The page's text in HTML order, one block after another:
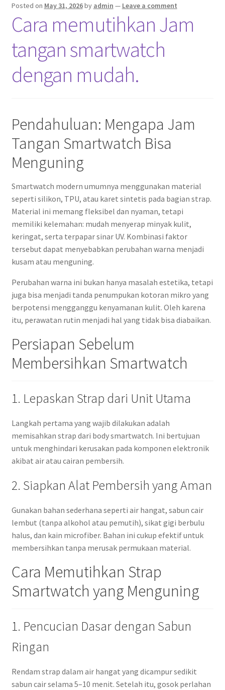
Posted on May 31, 2026by admin — Leave a comment
Cara memutihkan Jam
tangan smartwatch
dengan mudah.
Pendahuluan: Mengapa Jam
Tangan Smartwatch Bisa
Menguning
Smartwatch modern umumnya menggunakan material
seperti silikon, TPU, atau karet sintetis pada bagian strap.
Material ini memang fleksibel dan nyaman, tetapi
memiliki kelemahan: mudah menyerap minyak kulit,
keringat, serta terpapar sinar UV. Kombinasi faktor
tersebut dapat menyebabkan perubahan warna menjadi
kusam atau menguning.
Perubahan warna ini bukan hanya masalah estetika, tetapi
juga bisa menjadi tanda penumpukan kotoran mikro yang
berpotensi mengganggu kenyamanan kulit. Oleh karena
itu, perawatan rutin menjadi hal yang tidak bisa diabaikan.
Persiapan Sebelum
Membersihkan Smartwatch
1. Lepaskan Strap dari Unit Utama
Langkah pertama yang wajib dilakukan adalah
memisahkan strap dari body smartwatch. Ini bertujuan
untuk menghindari kerusakan pada komponen elektronik
akibat air atau cairan pembersih.
2. Siapkan Alat Pembersih yang Aman
Gunakan bahan sederhana seperti air hangat, sabun cair
lembut (tanpa alkohol atau pemutih), sikat gigi berbulu
halus, dan kain microfiber. Bahan ini cukup efektif untuk
membersihkan tanpa merusak permukaan material.
Cara Memutihkan Strap
Smartwatch yang Menguning
1. Pencucian Dasar dengan Sabun
Ringan
Rendam strap dalam air hangat yang dicampur sedikit
sabun cair selama 5–10 menit. Setelah itu, gosok perlahan